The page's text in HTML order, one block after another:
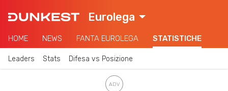
Eurolega
HOME NEWS FANTA EUROLEGA STATISTICHE
Leaders Stats Difesa vs Posizione